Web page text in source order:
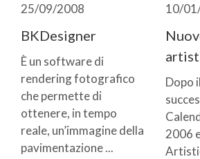
25/09/2008
BKDesigner
È un software di
rendering fotografico
che permette di
ottenere, in tempo
reale, un’immagine della
pavimentazione ...
10/
Dopo
2006